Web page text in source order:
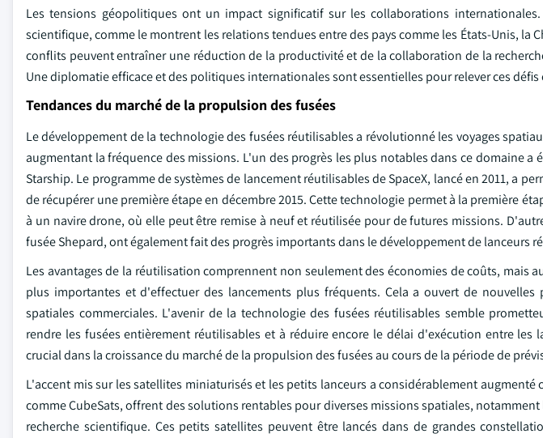
Les tensions géopolitiques ont un impact significatif sur les collaborations
scientifique, comme le montrent les relations tendues entre des pays comme les États-Unis, la
conflits peuvent entraîner une réduction de la productivité et de la collaboration de la
Une diplomatie efficace et des politiques internationales sont essentielles pour relever ces
Tendances du marché de la propulsion des fusées
Le développement de la technologie des fusées réutilisables a révolutionné les voyages
augmentant la fréquence des missions. L'un des progrès les plus notables dans ce domaine a
Starship. Le programme de systèmes de lancement réutilisables de SpaceX, lancé en 2011, a
de récupérer une première étape en décembre 2015. Cette technologie permet à la première
à un navire drone, où elle peut être remise à neuf et réutilisée pour de futures missions.
fusée Shepard, ont également fait des progrès importants dans le développement de lanceurs
Les avantages de la réutilisation comprennent non seulement des économies de coûts, mais
plus importantes et d'effectuer des lancements plus fréquents. Cela a ouvert de
spatiales commerciales. L'avenir de la technologie des fusées réutilisables semble
rendre les fusées entièrement réutilisables et à réduire encore le délai d'exécution entre les
crucial dans la croissance du marché de la propulsion des fusées au cours de la période de
L'accent mis sur les satellites miniaturisés et les petits lanceurs a considérablement augmenté
comme CubeSats, offrent des solutions rentables pour diverses missions spatiales,
recherche scientifique. Ces petits satellites peuvent être lancés dans de grandes